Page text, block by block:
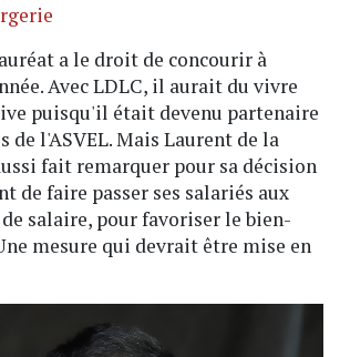
a le droit de concourir à
Avec LDLC, il aurait du vivre
puisqu'il était devenu partenaire
de l'ASVEL. Mais Laurent de la
fait remarquer pour sa décision
de faire passer ses salariés aux
de salaire, pour favoriser le bien-
mesure qui devrait être mise en